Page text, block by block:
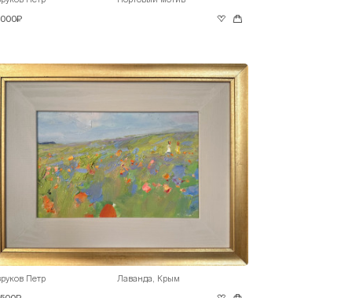
Петр Лаванда, Крым